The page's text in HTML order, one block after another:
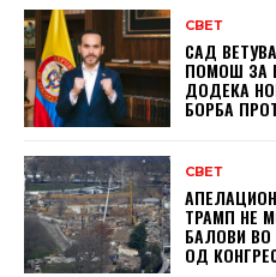
СВЕТ
САД
ПОМОШ ЗА
ДОДЕКА
БОРБА
СВЕТ
ТРАМП НЕ
БАЛОВИ ВО
ОД